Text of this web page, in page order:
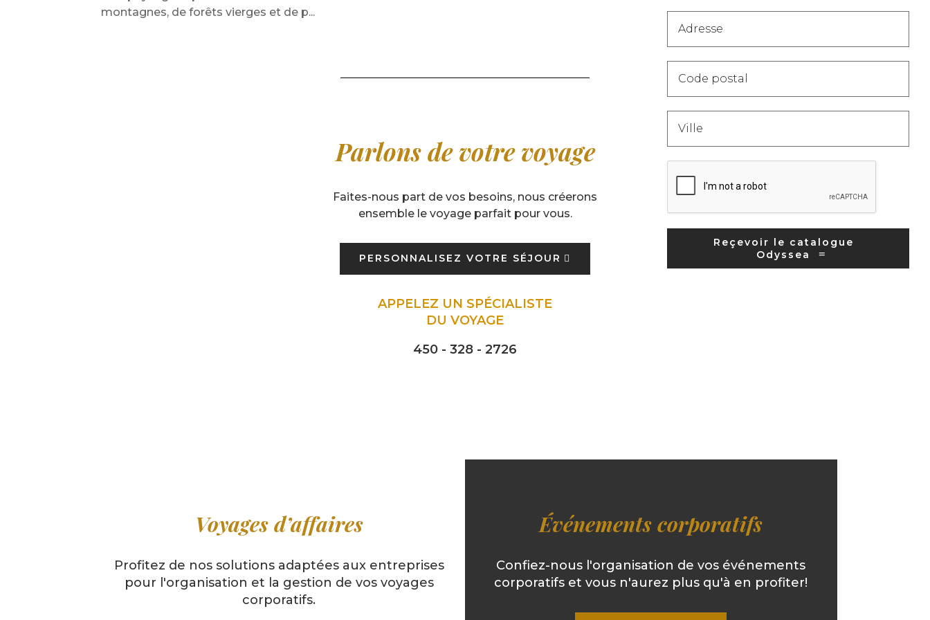
Reçevoir le catalogue
Odyssea
montagnes, de forêts vierges et de p...
Parlons de votre voyage
Faites-nous part de vos besoins, nous créerons
ensemble le voyage parfait pour vous.
PERSONNALISEZ VOTRE SÉJOUR
APPELEZ UN SPÉCIALISTE
DU VOYAGE
450 - 328 - 2726
Voyages d’affaires
Profitez de nos solutions adaptées aux entreprises
pour l'organisation et la gestion de vos voyages
corporatifs.
Événements corporatifs
Confiez-nous l'organisation de vos événements
corporatifs et vous n'aurez plus qu'à en profiter!